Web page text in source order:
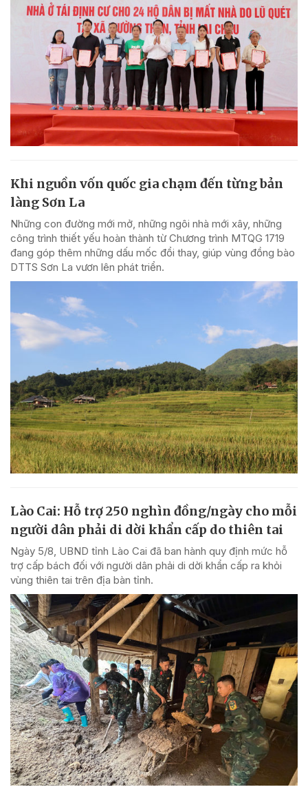
Khi nguồn vốn quốc gia chạm đến từng bản
làng Sơn La
Những con đường mới mở, những ngôi nhà mới xây, những
công trình thiết yếu hoàn thành từ Chương trình MTQG 1719
đang góp thêm những dấu mốc đổi thay, giúp vùng đồng bào
DTTS Sơn La vươn lên phát triển.
Lào Cai: Hỗ trợ 250 nghìn đồng/ngày cho mỗi
người dân phải di dời khẩn cấp do thiên tai
Ngày 5/8, UBND tỉnh Lào Cai đã ban hành quy định mức hỗ
trợ cấp bách đối với người dân phải di dời khẩn cấp ra khỏi
vùng thiên tai trên địa bàn tỉnh.